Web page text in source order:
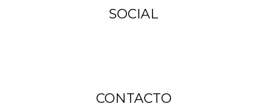
SOCIAL
CONTACTO